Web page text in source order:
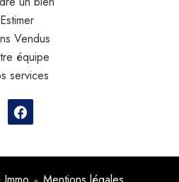
Estimer
Vendus
équipe
services